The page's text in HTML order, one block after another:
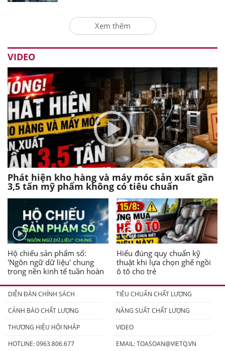
Xem thêm
VIDEO
Phát hiện kho hàng và máy móc sản xuất gần
3,5 tấn mỹ phẩm không có tiêu chuẩn
Hộ chiếu sản phẩm số:
'Ngôn ngữ dữ liệu' chung
trong nền kinh tế tuần hoàn
Hiểu đúng quy chuẩn kỹ
thuật khi lựa chọn ghế ngồi
ô tô cho trẻ
DIỄN ĐÀN CHÍNH SÁCH
TIÊU CHUẨN CHẤT LƯỢNG
CẢNH BÁO CHẤT LƯỢNG
NĂNG SUẤT CHẤT LƯỢNG
THƯƠNG HIỆU HỘI NHẬP
VIDEO
HOTLINE: 0963.806.677
EMAIL:TOASOAN@VIETQ.VN